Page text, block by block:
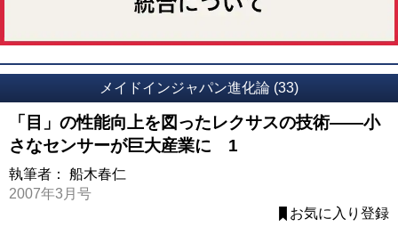
メイドインジャパン進化論 (33)
「目」の性能向上を図ったレクサスの技術――小
さなセンサーが巨大産業に 1
執筆者： 船木春仁
2007年3月号
お気に入り登録